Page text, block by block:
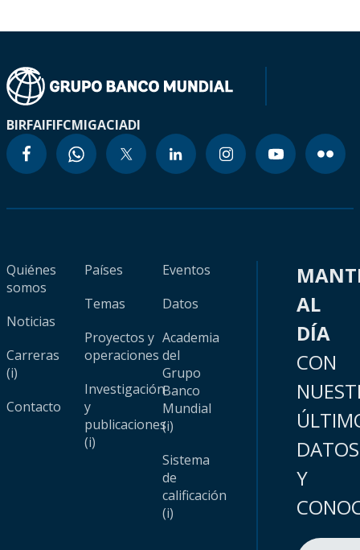
BIRFAIFIFCMIGACIADI
Quiénes
somos
Noticias
Carreras
(i)
Contacto
Países
Temas
Proyectos y
operaciones
Investigación
y
publicaciones
(i)
Eventos
Datos
Academia
del
Grupo
Banco
Mundial
(i)
Sistema
de
calificación
(i)
AL
DÍA
CON
DATOS
Y